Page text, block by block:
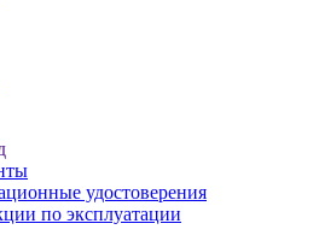
удостоверения
по эксплуатации